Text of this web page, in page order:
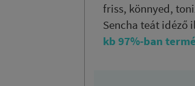
friss, könnyed,
Sencha teát idéző
kb 97%-ban